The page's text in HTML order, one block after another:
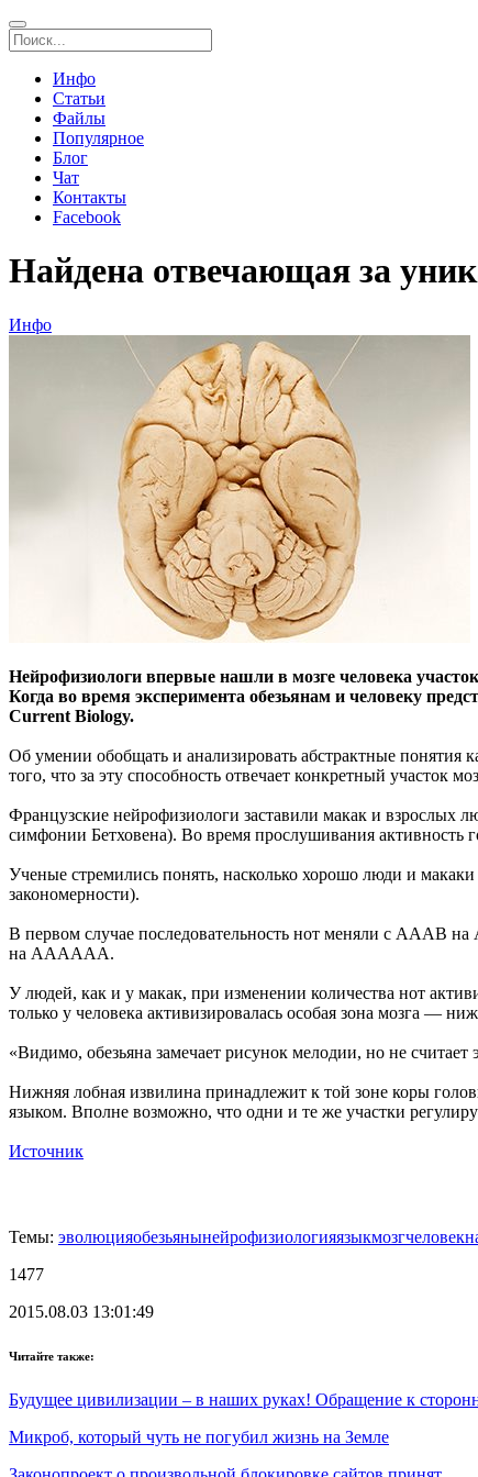
Инфо
Статьи
Файлы
Популярное
Блог
Чат
Контакты
Facebook
Найдена отвечающая за
Инфо
Нейрофизиологи впервые нашли в мозге человека
Когда во время эксперимента обезьянам и человеку
Current Biology.
Об умении обобщать и анализировать абстрактные понятия
того, что за эту способность отвечает конкретный участок
Французские нейрофизиологи заставили макак и взрослых
симфонии Бетховена). Во время прослушивания активность
Ученые стремились понять, насколько хорошо люди и
закономерности).
В первом случае последовательность нот меняли с АААB
на AAAAAA.
У людей, как и у макак, при изменении количества нот
только у человека активизировалась особая зона мозга —
«Видимо, обезьяна замечает рисунок мелодии, но не
Нижняя лобная извилина принадлежит к той зоне коры
языком. Вполне возможно, что одни и те же участки
Источник
Темы: эволюцияобезьянынейрофизиологияязыкмозгчеловек
1477
2015.08.03 13:01:49
Читайте также:
Будущее цивилизации – в наших руках! Обращение к
Микроб, который чуть не погубил жизнь на Земле